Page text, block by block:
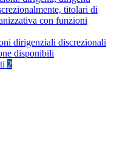
titolari di
con funzioni
dirigenziali discrezionali
disponibili
2